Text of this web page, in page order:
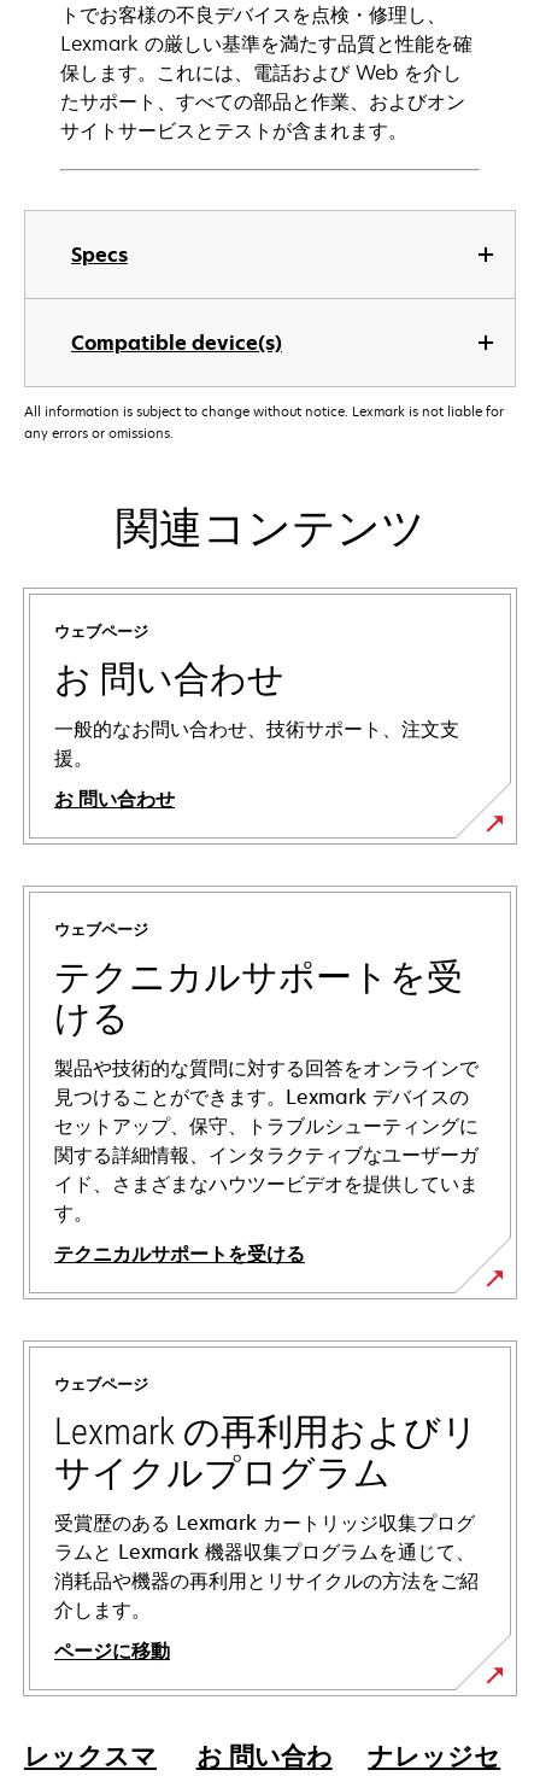
Specs
Compatible device(s)
トでお客様の不良デバイスを点検・修理し、
Lexmark の厳しい基準を満たす品質と性能を確
保します。これには、電話および Web を介し
たサポート、すべての部品と作業、およびオン
サイトサービスとテストが含まれます。
All information is subject to change without notice. Lexmark is not liable for
any errors or omissions.
関連コンテンツ
ウェブページ
お 問い合わせ
一般的なお問い合わせ、技術サポート、注文支
援。
お 問い合わせ
ウェブページ
テクニカルサポートを受
ける
製品や技術的な質問に対する回答をオンラインで
見つけることができます。Lexmark デバイスの
セットアップ、保守、トラブルシューティングに
関する詳細情報、インタラクティブなユーザーガ
イド、さまざまなハウツービデオを提供していま
す。
テクニカルサポートを受ける
新
し
ウェブページ
Lexmark の再利用およびリ
サイクルプログラム
受賞歴のある Lexmark カートリッジ収集プログ
ラムと Lexmark 機器収集プログラムを通じて、
消耗品や機器の再利用とリサイクルの方法をご紹
介します。
ページに移動
レックスマ お 問い合わ ナレッジセ